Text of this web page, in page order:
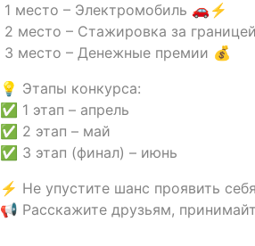
1 место – Электромобиль 🚗⚡️
2 место – Стажировка за
3 место – Денежные премии 💰
💡 Этапы конкурса:
✅ 1 этап – апрель
✅ 2 этап – май
✅ 3 этап (финал) – июнь
⚡️ Не упустите шанс проявить
📢 Расскажите друзьям,